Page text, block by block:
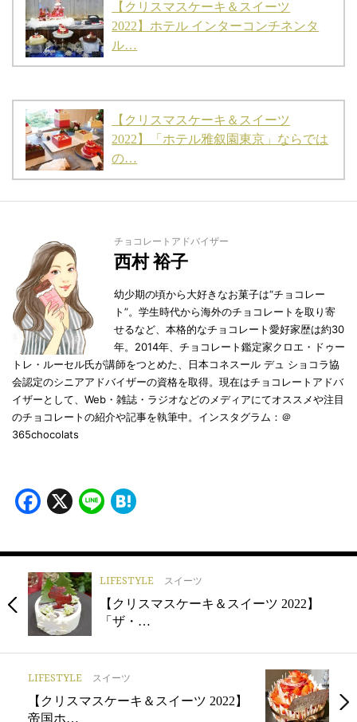
【クリスマスケーキ＆スイーツ
2022】ホテル インターコンチネンタ
ル…
【クリスマスケーキ＆スイーツ
2022】「ホテル雅叙園東京」ならでは
の…
チョコレートアドバイザー
西村 裕子
幼少期の頃から大好きなお菓子は“チョコレー
ト”。学生時代から海外のチョコレートを取り寄
せるなど、本格的なチョコレート愛好家歴は約30
年。2014年、チョコレート鑑定家クロエ・ドゥー
トレ・ルーセル氏が講師をつとめた、日本コネスール デュ ショコラ協
会認定のシニアアドバイザーの資格を取得。現在はチョコレートアドバ
イザーとして、Web・雑誌・ラジオなどのメディアにてオススメや注目
のチョコレートの紹介や記事を執筆中。インスタグラム：＠
365chocolats
Facebook
X Line
LIFESTYLE スイーツ
【クリスマスケーキ＆スイーツ 2022】
「ザ・…
LIFESTYLE スイーツ
【クリスマスケーキ＆スイーツ 2022】
帝国ホ…